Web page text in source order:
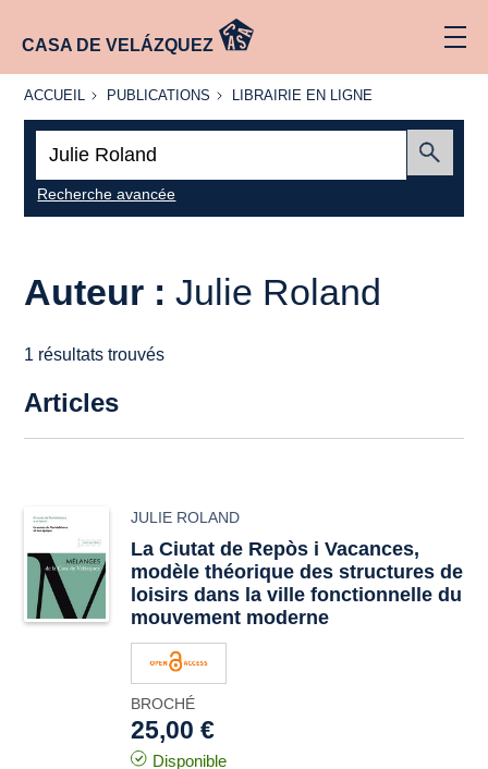
CASA DE VELÁZQUEZ
ACCUEIL
ACCUEIL PUBLICATIONS
PUBLICATIONS
LIBRAIRIE
LIBRAIRIE EN LIGNE
Recherche avancée
Auteur :Julie Roland
1 résultats trouvés
Articles
JULIE ROLAND
LaCiutat de Repòs i Vacances,
modèle théorique des structures de
loisirs dans la ville fonctionnelle du
mouvement moderne
BROCHÉ
25,00 €
Disponible